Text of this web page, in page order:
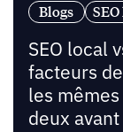
Blogs
SEO local
facteurs
les
deux